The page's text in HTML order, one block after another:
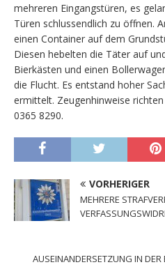
mehreren Eingangstüren, es
Türen schlussendlich zu öffnen.
einen Container auf dem
Diesen hebelten die Täter auf
Bierkästen und einen
die Flucht. Es entstand hoher
ermittelt. Zeugenhinweise
0365 8290.
VORHERIGER
MEHRERE
AUSEINANDERSETZUNG IN DER